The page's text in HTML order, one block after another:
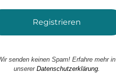
senden keinen Spam! Erfahre mehr in
unserer Datenschutzerklärung.